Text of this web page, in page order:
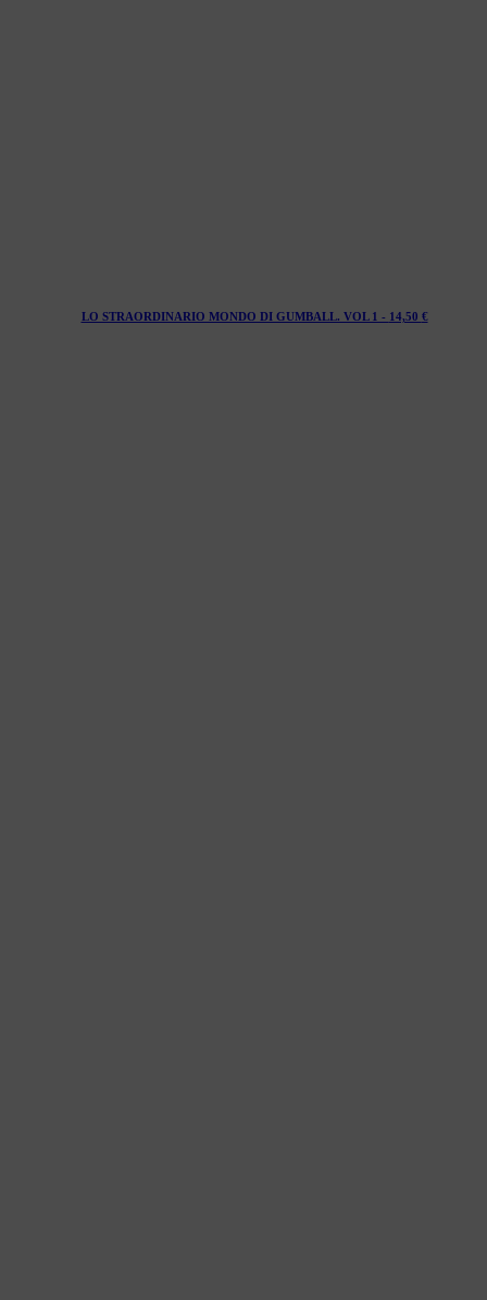
LO STRAORDINARIO MONDO DI GUMBALL. VOL 1 - 14,50 €